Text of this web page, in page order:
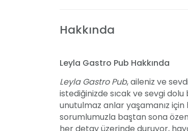
Hakkında
Leyla Gastro Pub Hakkında
Leyla Gastro Pub, aileniz ve
istediğinizde sıcak ve sevgi
unutulmaz anlar yaşamanız için
sorumlumuzla baştan sona
her detay üzerinde duruyor,